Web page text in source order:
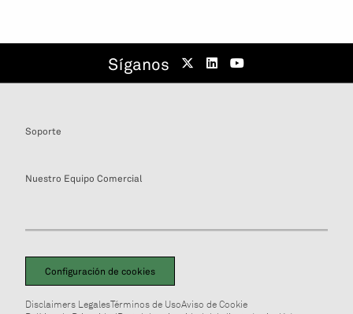
Síganos
Soporte
Nuestro Equipo Comercial
Configuración de cookies
Disclaimers LegalesTérminos de UsoAviso de Cookie